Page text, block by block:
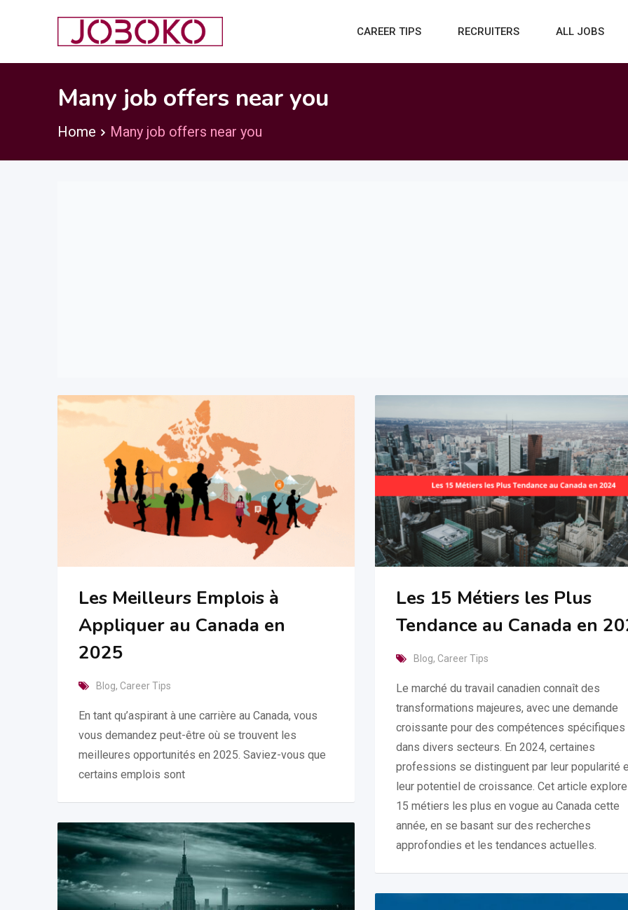
CAREER TIPS RECRUITERS ALL JOBS
Many job offers near you
Home Many job offers near you
Les Meilleurs Emplois à
Appliquer au Canada en
2025
Blog, Career Tips
En tant qu’aspirant à une carrière au Canada, vous
vous demandez peut-être où se trouvent les
meilleures opportunités en 2025. Saviez-vous que
certains emplois sont
Les 15 Métiers les Plus
Tendance au Canada en
Blog, Career Tips
Le marché du travail canadien connaît des
transformations majeures, avec une demande
croissante pour des compétences spécifiques
dans divers secteurs. En 2024, certaines
professions se distinguent par leur popularité
leur potentiel de croissance. Cet article
15 métiers les plus en vogue au Canada cette
année, en se basant sur des recherches
approfondies et les tendances actuelles.